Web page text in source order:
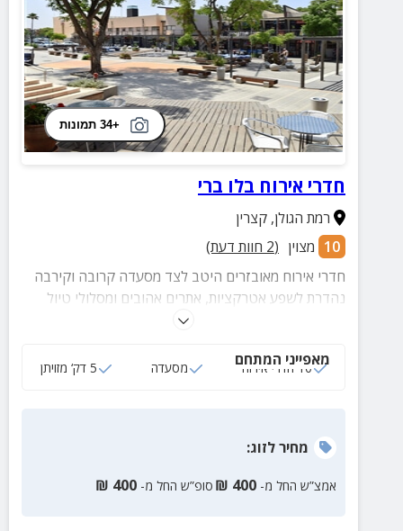
+34 תמונות
חדרי אירוח בלו ברי
רמת הגולן,קצרין
10 מצוין (
2 חוות דעת)
חדרי אירוח מאובזרים היטב לצד מסעדה קרובה וקירבה
נהדרת לשפע אטרקציות, אתרים אהובים ומסלולי טיול
קסומים על נחל ג'ילבון, משושים, זוויתן ועוד.
מאפייני המתחם
10 חדרי אירוח מסעדה 5 דק‘ מזויתן
מחירלזוג:
אמצ”ש החל מ- 400
₪ סופ”ש החל מ- 400
₪